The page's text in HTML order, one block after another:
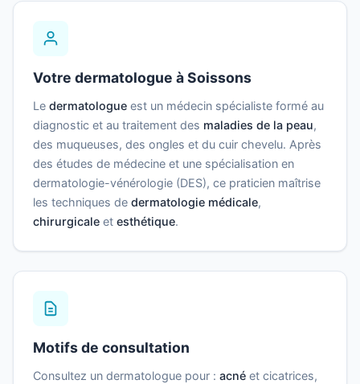
Votre dermatologue à Soissons
Le dermatologue est un médecin spécialiste formé au
diagnostic et au traitement des maladies de la peau,
des muqueuses, des ongles et du cuir chevelu. Après
des études de médecine et une spécialisation en
dermatologie-vénérologie (DES), ce praticien maîtrise
les techniques de dermatologie médicale,
chirurgicale et esthétique.
Motifs de consultation
Consultez un dermatologue pour : acné et cicatrices,